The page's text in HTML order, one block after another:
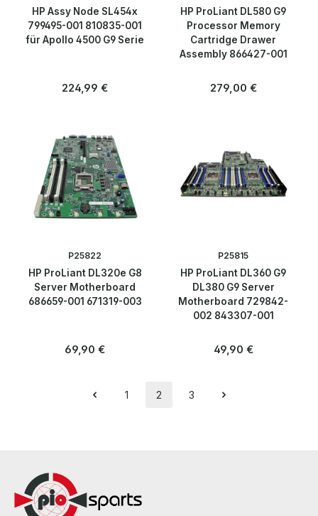
HP Assy Node SL454x
799495-001 810835-001
für Apollo 4500 G9 Serie
Regulärer Preis:
224,99 €
HP ProLiant DL580 G9
Processor Memory
Cartridge Drawer
Assembly 866427-001
Regulärer Preis:
279,00 €
P25822
HP ProLiant DL320e G8
Server Motherboard
686659-001 671319-003
Regulärer Preis:
69,90 €
P25815
HP ProLiant DL360 G9
DL380 G9 Server
Motherboard 729842-
002 843307-001
Regulärer Preis:
49,90 €
Seite
1
Seite
2
Seite
3